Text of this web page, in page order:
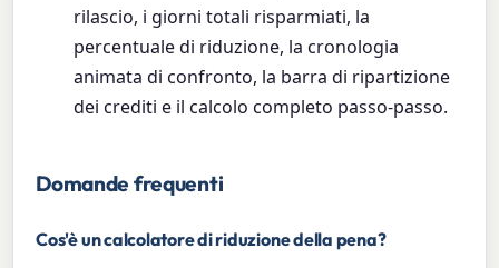
rilascio, i giorni totali risparmiati, la
percentuale di riduzione, la cronologia
animata di confronto, la barra di ripartizione
dei crediti e il calcolo completo passo-passo.
Domande frequenti
Cos'è un calcolatore di riduzione della pena?